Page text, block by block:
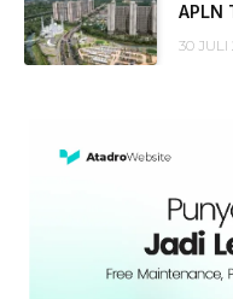
APLN
30 JULI